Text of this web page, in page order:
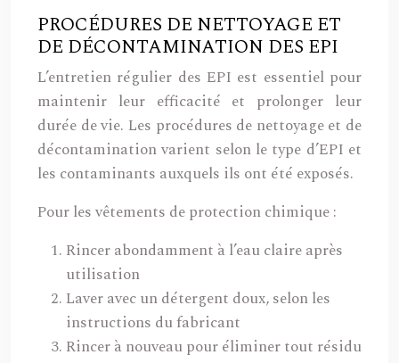
PROCÉDURES DE NETTOYAGE ET
DE DÉCONTAMINATION DES EPI
L’entretien régulier des EPI est essentiel pour
maintenir leur efficacité et prolonger leur
durée de vie. Les procédures de nettoyage et de
décontamination varient selon le type d’EPI et
les contaminants auxquels ils ont été exposés.
Pour les vêtements de protection chimique :
Rincer abondamment à l’eau claire après
utilisation
Laver avec un détergent doux, selon les
instructions du fabricant
Rincer à nouveau pour éliminer tout résidu